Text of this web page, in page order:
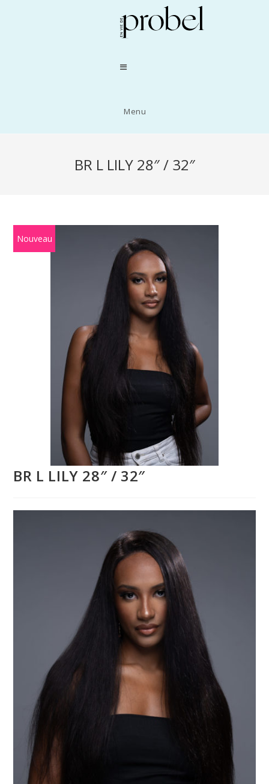
Menu
BR L LILY 28″ / 32″
Nouveau
BR L LILY 28″ / 32″